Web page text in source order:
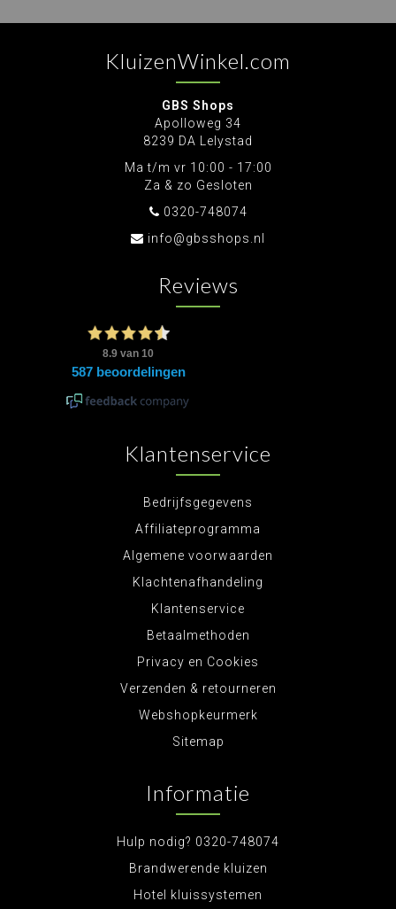
KluizenWinkel.com
GBS Shops
Apolloweg 34
8239 DA Lelystad
Ma t/m vr 10:00 - 17:00
Za & zo Gesloten
0320-748074
info@gbsshops.nl
Reviews
Klantenservice
Bedrijfsgegevens
Affiliateprogramma
Algemene voorwaarden
Klachtenafhandeling
Klantenservice
Betaalmethoden
Privacy en Cookies
Verzenden & retourneren
Webshopkeurmerk
Sitemap
Informatie
Hulp nodig? 0320-748074
Brandwerende kluizen
Hotel kluissystemen